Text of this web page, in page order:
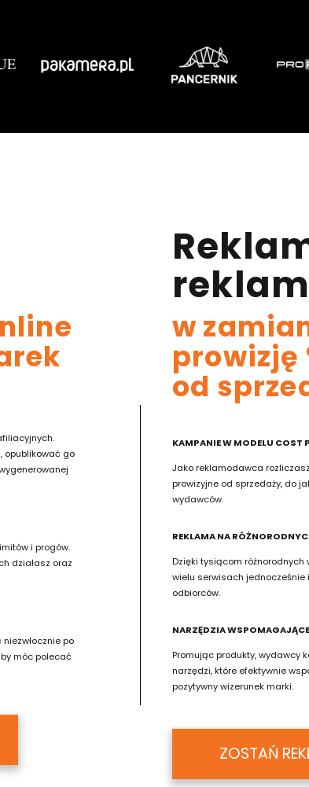
opublikować go
i progów.
działasz oraz
po
móc polecać
w
prowizję
od
KAMPANIE W MODELU COST
Jako reklamodawca
prowizyjne od sprzedaży, do
wydawców.
REKLAMA NA
Dzięki tysiącom
wielu serwisach
odbiorców.
NARZĘDZIA
Promując produkty, wydawcy
narzędzi, które efektywnie
pozytywny wizerunek marki.
ZOSTAŃ